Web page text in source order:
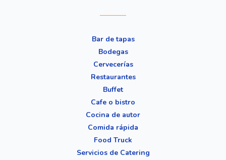
Bar de tapas
Bodegas
Cervecerías
Restaurantes
Buffet
Cafe o bistro
Cocina de autor
Comida rápida
Food Truck
Servicios de Catering